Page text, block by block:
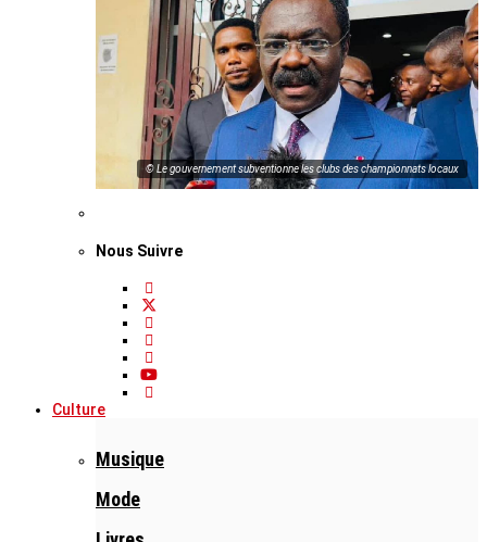
© Le gouvernement subventionne les clubs des championnats locaux
Nous Suivre
Culture
Musique
Mode